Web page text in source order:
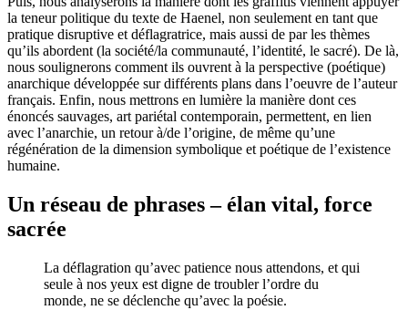
la teneur politique du texte de Haenel, non seulement en tant que
pratique disruptive et déflagratrice, mais aussi de par les thèmes
qu’ils abordent (la société/la communauté, l’identité, le sacré). De là,
nous soulignerons comment ils ouvrent à la perspective (poétique)
anarchique développée sur différents plans dans l’oeuvre de l’auteur
français. Enfin, nous mettrons en lumière la manière dont ces
énoncés sauvages, art pariétal contemporain, permettent, en lien
avec l’anarchie, un retour à/de l’origine, de même qu’une
régénération de la dimension symbolique et poétique de l’existence
humaine.
Un réseau de phrases – élan vital, force
sacrée
La déflagration qu’avec patience nous attendons, et qui
seule à nos yeux est digne de troubler l’ordre du
monde, ne se déclenche qu’avec la poésie.